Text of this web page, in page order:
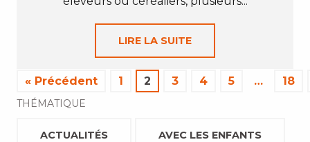
LIRE LA SUITE
« Précédent 1 2 3 4 5 … 18
THÉMATIQUE
ACTUALITÉS AVEC LES ENFANTS